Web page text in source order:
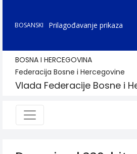
BOSANSKI Prilagođavanje prikaza
BOSNA I HERCEGOVINA
Federacija Bosne i Hercegovine
Vlada Federacije Bosne i